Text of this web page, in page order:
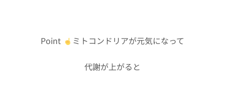
Point ミトコンドリアが元気になって
代謝が上がると